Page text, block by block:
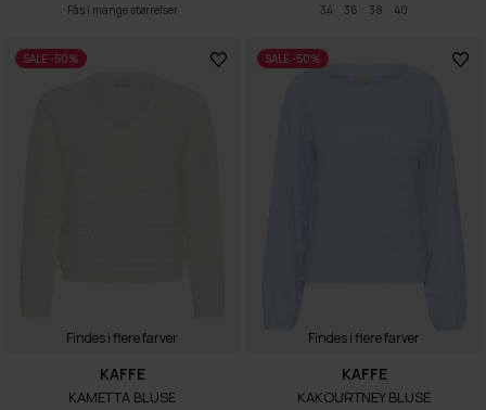
Fås i mange størrelser 34 36 38 40
SALE -50%
Findes i flere farver
KAFFE
KAMETTA BLUSE
SALE -50%
Findes i flere farver
KAFFE
KAKOURTNEY BLUSE